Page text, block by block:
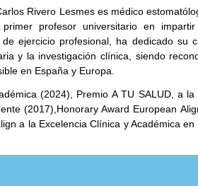
Rivero Lesmes es médico
profesor universitario en
ejercicio profesional, ha dedicado su
y la investigación clínica, siendo
en España y Europa.
(2024), Premio A TU SALUD, a la
(2017),Honorary Award European
a la Excelencia Clínica y Académica en